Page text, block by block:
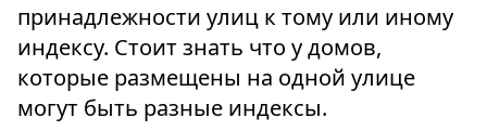
принадлежности улиц к тому или иному
индексу. Стоит знать что у домов,
которые размещены на одной улице
могут быть разные индексы.